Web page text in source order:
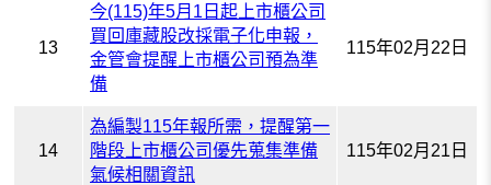
13
今(115)年5月1日起上市櫃公司
買回庫藏股改採電子化申報，
金管會提醒上市櫃公司預為準
備
115年02月22日
14
為編製115年報所需，提醒第一
階段上市櫃公司優先蒐集準備
氣候相關資訊
115年02月21日